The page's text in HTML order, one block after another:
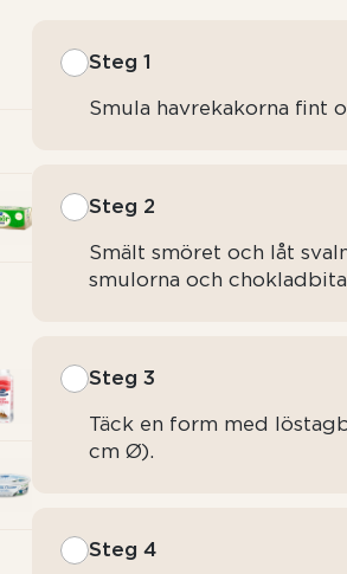
Steg 1
Smula havrekakorna fint
Steg 2
Smält smöret och låt
smulorna och
Steg 3
Täck en form med
cm Ø).
Steg 4